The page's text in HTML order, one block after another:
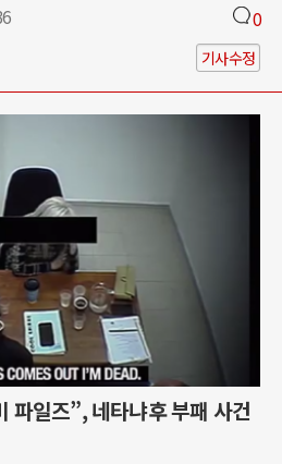
0
기사수정
파일즈”, 네타냐후 부패 사건